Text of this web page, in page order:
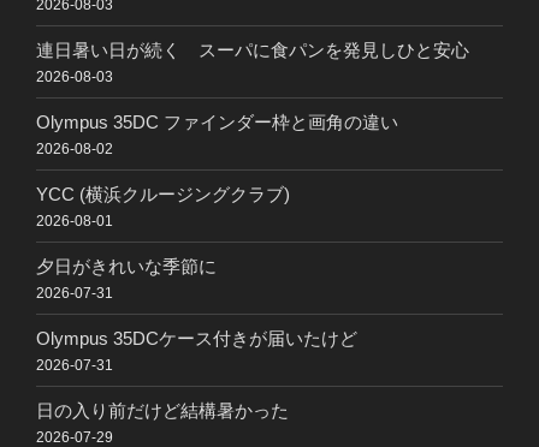
2026-08-03
連日暑い日が続く スーパに食パンを発見しひと安心
2026-08-03
Olympus 35DC ファインダー枠と画角の違い
2026-08-02
YCC (横浜クルージングクラブ)
2026-08-01
夕日がきれいな季節に
2026-07-31
Olympus 35DCケース付きが届いたけど
2026-07-31
日の入り前だけど結構暑かった
2026-07-29